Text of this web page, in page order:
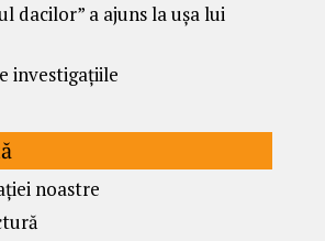
dacilor” a ajuns la ușa lui
investigațiile
noastre